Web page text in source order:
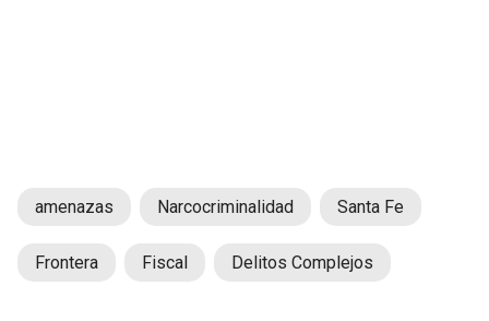
amenazas Narcocriminalidad Santa Fe
Frontera Fiscal Delitos Complejos